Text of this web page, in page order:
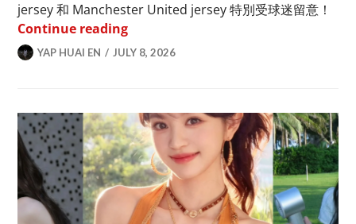
jersey 和 Manchester United jersey 特別受球迷留意！
Continue readingADIDAS正版英超波衫推介：阿仙奴、
YAP HUAI EN JULY 8, 2026